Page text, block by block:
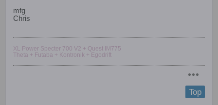
mfg
Chris
XL Power Specter 700 V2 + Quest IM775
Theta + Futaba + Kontronik + Egodrift
Top